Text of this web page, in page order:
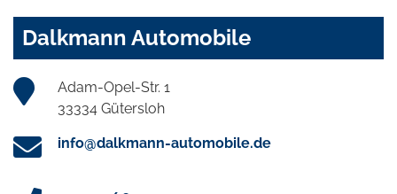
Dalkmann Automobile
Adam-Opel-Str. 1
33334 Gütersloh
info@dalkmann-automobile.de